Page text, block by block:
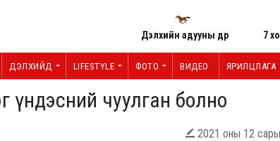
Дэлхийн адууны өдөр 7
ДЭЛХИЙД LIFESTYLE ФОТО ВИДЕО ЯРИЛЦЛАГА
үндэсний чуулган болно
 2021 оны 12